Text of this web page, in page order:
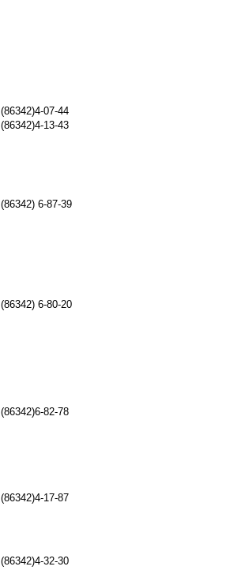
(86342)4-07-44
(86342)4-13-43
(86342) 6-87-39
(86342) 6-80-20
(86342)6-82-78
(86342)4-17-87
(86342)4-32-30